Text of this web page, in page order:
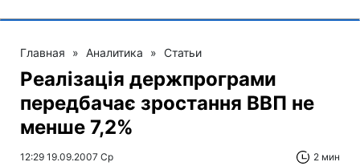
Главная » Аналитика » Статьи
Реалізація держпрограми
передбачає зростання ВВП не
менше 7,2%
12:29 19.09.2007 Ср 2 мин